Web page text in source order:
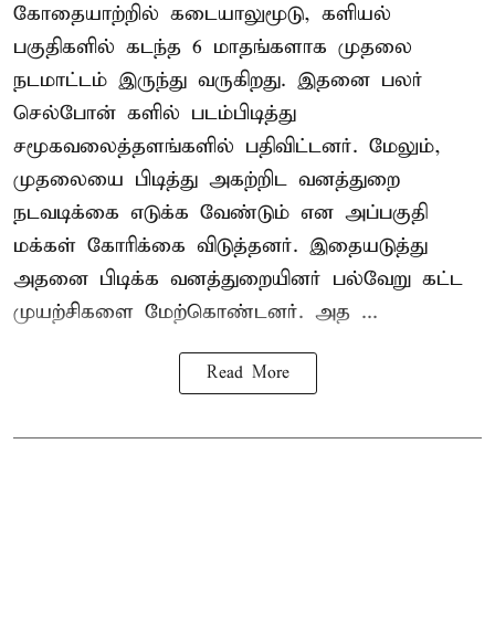
கோதையாற்றில் கடையாலுமூடு, களியல்
பகுதிகளில் கடந்த 6 மாதங்களாக முதலை
நடமாட்டம் இருந்து வருகிறது. இதனை பலர்
செல்போன் களில் படம்பிடித்து
சமூகவலைத்தளங்களில் பதிவிட்டனர். மேலும்,
முதலையை பிடித்து அகற்றிட வனத்துறை
நடவடிக்கை எடுக்க வேண்டும் என அப்பகுதி
மக்கள் கோரிக்கை விடுத்தனர். இதையடுத்து
அதனை பிடிக்க வனத்துறையினர் பல்வேறு கட்ட
முயற்சிகளை மேற்கொண்டனர். அத ...
Read More